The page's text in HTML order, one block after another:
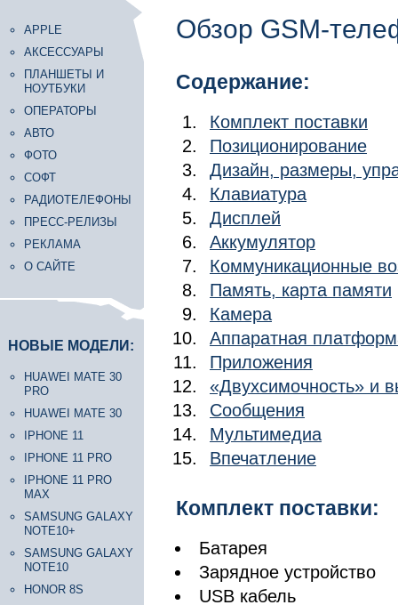
APPLE
АКСЕССУАРЫ
ПЛАНШЕТЫ И
НОУТБУКИ
ОПЕРАТОРЫ
АВТО
ФОТО
СОФТ
РАДИОТЕЛЕФОНЫ
ПРЕСС-РЕЛИЗЫ
РЕКЛАМА
О САЙТЕ
НОВЫЕ МОДЕЛИ:
HUAWEI MATE 30
PRO
HUAWEI MATE 30
IPHONE 11
IPHONE 11 PRO
IPHONE 11 PRO
MAX
SAMSUNG GALAXY
NOTE10+
SAMSUNG GALAXY
NOTE10
HONOR 8S
Обзор GSM-
Содержание:
Комплект поставки
Позиционирование
Дизайн, размеры,
Клавиатура
Дисплей
Аккумулятор
Коммуникационные
Память, карта памяти
Камера
Аппаратная
Приложения
«Двухсимочность» и
Сообщения
Мультимедиа
Впечатление
Комплект поставки:
Батарея
Зарядное устройство
USB кабель